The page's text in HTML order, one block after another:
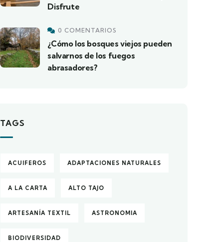
Disfrute
0 COMENTARIOS
¿Cómo los bosques viejos pueden
salvarnos de los fuegos
abrasadores?
TAGS
ACUIFEROS ADAPTACIONES NATURALES
A LA CARTA ALTO TAJO
ARTESANÍA TEXTIL ASTRONOMIA
BIODIVERSIDAD